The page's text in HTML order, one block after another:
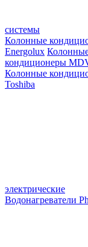
системы
Колонные
Energolux
кондиционеры
Колонные
Toshiba
электрические
Водонагреватели